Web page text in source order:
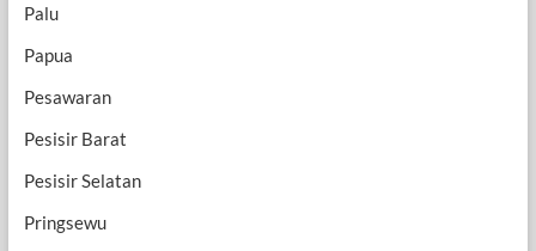
Palu
Papua
Pesawaran
Pesisir Barat
Pesisir Selatan
Pringsewu